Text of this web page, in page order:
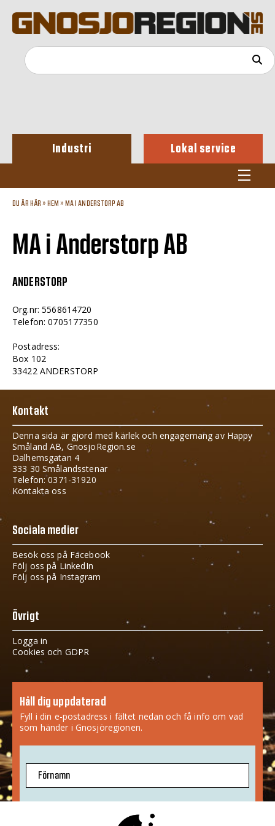
Industri Lokal service
DU ÄR HÄR » HEM » MA I ANDERSTORP AB
MA i Anderstorp AB
ANDERSTORP
Org.nr: 5568614720
Telefon: 0705177350
Postadress:
Box 102
33422 ANDERSTORP
Kontakt
Denna sida är gjord med kärlek och engagemang av Happy
Småland AB, GnosjoRegion.se
Dalhemsgatan 4
333 30 Smålandsstenar
Telefon: 0371-31920
Kontakta oss
Sociala medier
Besök oss på Facebook
Följ oss på LinkedIn
Följ oss på Instagram
Övrigt
Logga in
Cookies och GDPR
Håll dig uppdaterad
Fyll i din e-postadress i fältet nedan och få info om vad
som händer i Gnosjöregionen.
Förnamn